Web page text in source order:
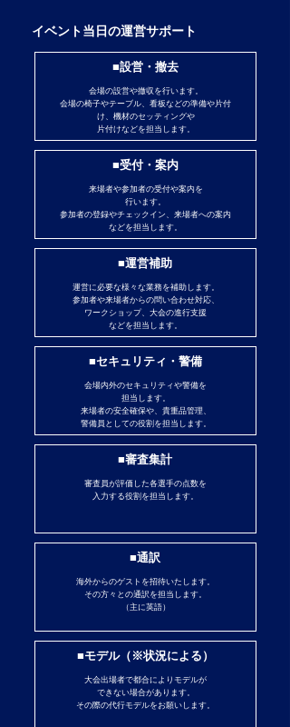
イベント当日の運営サポート
■設営・撤去
会場の設営や撤収を行います。
会場の椅子やテーブル、看板などの準備や片付
け、機材のセッティングや
片付けなどを担当します。
■受付・案内
来場者や参加者の受付や案内を
行います。
参加者の登録やチェックイン、来場者への案内
などを担当します。
■運営補助
運営に必要な様々な業務を補助します。
参加者や来場者からの問い合わせ対応、
ワークショップ、大会の進行支援
などを担当します。
■セキュリティ・警備
会場内外のセキュリティや警備を
担当します。
来場者の安全確保や、貴重品管理、
警備員としての役割を担当します。
■審査集計
審査員が評価した各選手の点数を
入力する役割を担当します。
■通訳
海外からのゲストを招待いたします。
その方々との通訳を担当します。
（主に英語）
■モデル（※状況による）
大会出場者で都合によりモデルが
できない場合があります。
その際の代行モデルをお願いします。